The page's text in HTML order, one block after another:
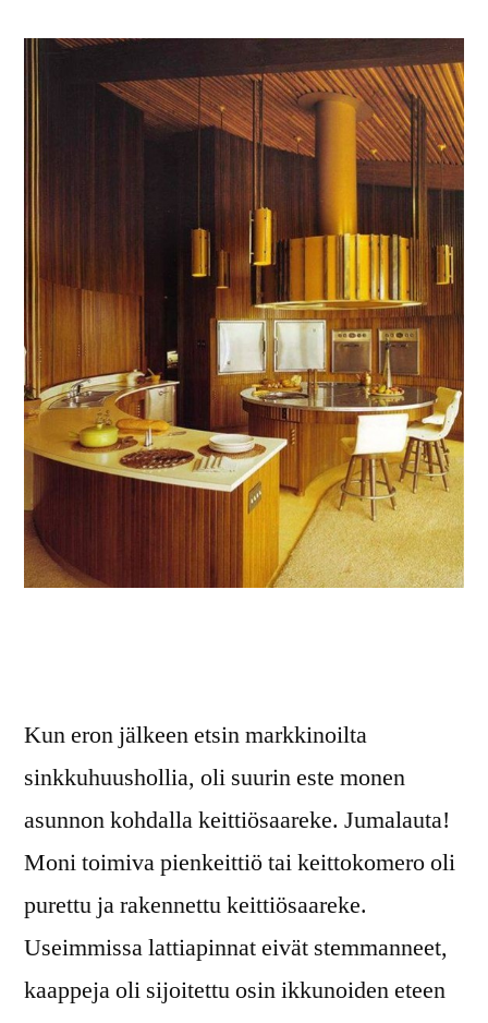
Kun eron jälkeen etsin markkinoilta
sinkkuhuushollia, oli suurin este monen
asunnon kohdalla keittiösaareke. Jumalauta!
Moni toimiva pienkeittiö tai keittokomero oli
purettu ja rakennettu keittiösaareke.
Useimmissa lattiapinnat eivät stemmanneet,
kaappeja oli sijoitettu osin ikkunoiden eteen